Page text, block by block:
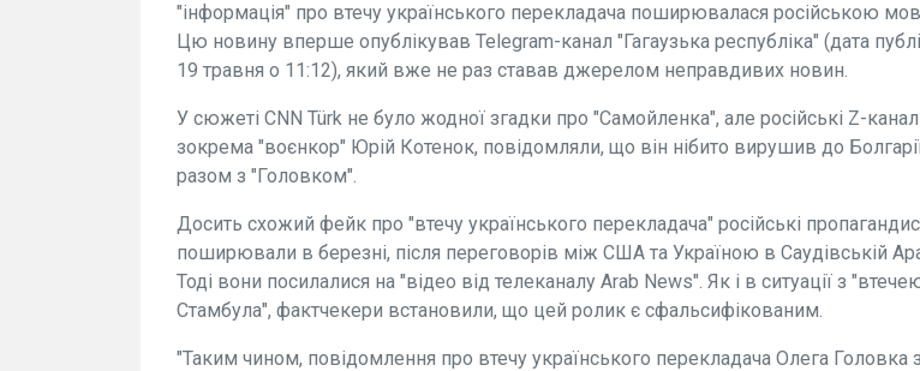
"інформація" про втечу українського перекладача поширювалася російською
Цю новину вперше опублікував Telegram-канал "Гагаузька республіка" (дата
19 травня о 11:12), який вже не раз ставав джерелом неправдивих новин.
У сюжеті CNN Türk не було жодної згадки про "Самойленка", але російські Z-
зокрема "воєнкор" Юрій Котенок, повідомляли, що він нібито вирушив до
разом з "Головком".
Досить схожий фейк про "втечу українського перекладача" російські
поширювали в березні, після переговорів між США та Україною в Саудівській
Тоді вони посилалися на "відео від телеканалу Arab News". Як і в ситуації з
Стамбула", фактчекери встановили, що цей ролик є сфальсифікованим.
"Таким чином, повідомлення про втечу українського перекладача Олега Головка з